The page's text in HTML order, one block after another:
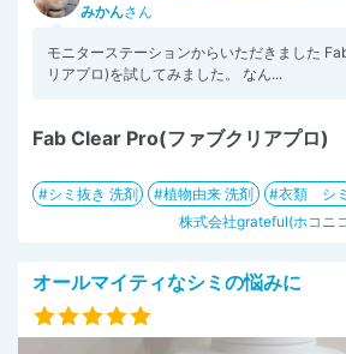
みかんさん
モニターステーションからいただきました
リアプロ)を試してみました。 なん...
Fab Clear Pro(ファブクリアプロ)
シミ抜き 洗剤 植物由来 洗剤
衣類 シミ
株式会社grateful(ホコ
オールマイティなシミの悩みに